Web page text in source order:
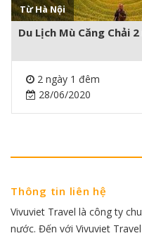
Từ Hà Nội
Du Lịch Mù Căng Chải
2 ngày 1 đêm
28/06/2020
Thông tin liên hệ
Vivuviet Travel là công ty
nước. Đến với Vivuviet